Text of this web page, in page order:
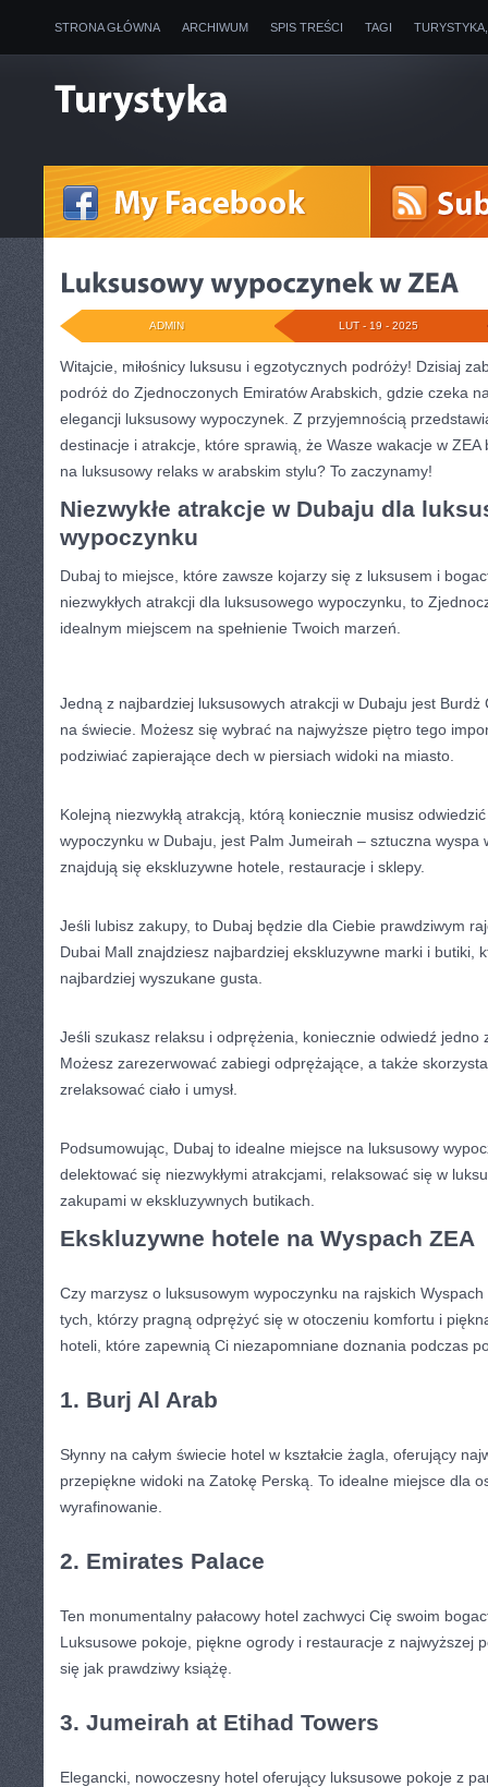
STRONA GŁÓWNA ARCHIWUM SPIS TREŚCI TAGI
LUT - 19 - 2025
ADMIN
Witajcie,‍ miłośnicy luksusu i egzotycznych podróży! Dzisiaj
podróż do Zjednoczonych Emiratów Arabskich, gdzie czeka
elegancji luksusowy wypoczynek. Z przyjemnością
destinacje i atrakcje, które sprawią, że Wasze wakacje w
na luksusowy relaks w arabskim stylu? To zaczynamy!
Niezwykłe atrakcje​ w Dubaju dla
wypoczynku
Dubaj to⁣ miejsce, które zawsze kojarzy się z luksusem i
niezwykłych atrakcji dla​ luksusowego wypoczynku, to
idealnym miejscem na spełnienie Twoich ⁣marzeń.
Jedną z najbardziej luksusowych ‍atrakcji w Dubaju jest Burdż
na świecie. Możesz się wybrać na najwyższe piętro tego
podziwiać zapierające ​dech w piersiach widoki na miasto.
Kolejną niezwykłą ‌atrakcją, którą koniecznie musisz
wypoczynku w Dubaju, ‌jest Palm Jumeirah‍ – sztuczna wyspa
znajdują się ekskluzywne hotele, restauracje i sklepy.
Jeśli⁢ lubisz zakupy, to Dubaj będzie⁢ dla Ciebie prawdziwym
Dubai Mall znajdziesz najbardziej ekskluzywne ⁣marki ‌i butiki,⁢
najbardziej wyszukane gusta.
Jeśli szukasz relaksu i odprężenia, koniecznie odwiedź jedno
Możesz‌ zarezerwować zabiegi odprężające, a także
zrelaksować ciało i umysł.
Podsumowując, Dubaj to idealne⁤ miejsce na luksusowy
delektować się niezwykłymi atrakcjami, relaksować się w
zakupami w ekskluzywnych butikach.
Ekskluzywne hotele na Wyspach ZEA
Czy marzysz o luksusowym wypoczynku na rajskich
tych, ‌którzy pragną ‍odprężyć się w otoczeniu komfortu i
hoteli, które zapewnią Ci niezapomniane doznania podczas
1. Burj Al Arab
Słynny na całym świecie hotel w kształcie żagla, oferujący
przepiękne widoki na Zatokę Perską. To idealne miejsce dla
wyrafinowanie.
2. Emirates Palace
Ten monumentalny pałacowy hotel zachwyci Cię swoim
Luksusowe pokoje, piękne ogrody i restauracje z najwyższej
się jak prawdziwy książę.
3. Jumeirah at Etihad⁢ Towers
Elegancki, nowoczesny hotel oferujący luksusowe pokoje z